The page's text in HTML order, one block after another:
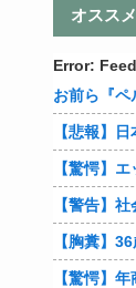
オスス
Error: